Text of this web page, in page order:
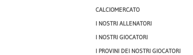
CALCIOMERCATO
I NOSTRI ALLENATORI
I NOSTRI GIOCATORI
I PROVINI DEI NOSTRI GIOCATORI